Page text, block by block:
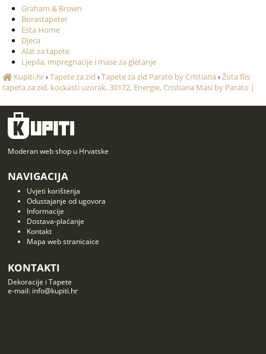
Graham & Brown
Borastapeter
Esta Home
Djeca
Alat za tapete
Ljepila, impregnacije i mase za gletanje
Kupiti.hr›Tapete za zid ›Tapete za zid Parato by Cristiana›Žuta flis
tapeta za zid, kockasti uzorak, 30172, Energie, Cristiana Masi by Parato |
Moderan web shop u Hrvatske
NAVIGACIJA
Uvjeti korištenja
Odustajanje od ugovora
Informacije
Dostava-plaćanje
Kontakt
Mapa web stranicaice
KONTAKTI
Dekoracije i Tapete
e-mail: info@kupiti.hr